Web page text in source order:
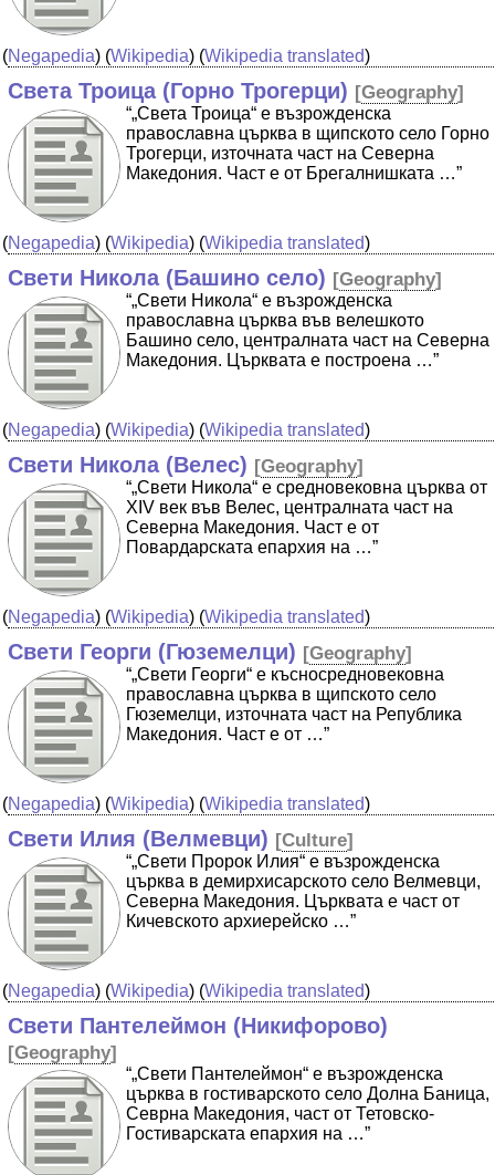
(Negapedia) (Wikipedia) (Wikipedia translated)
Света Троица (Горно Трогерци) [Geography]
“„Света Троица“ е възрожденска
православна църква в щипското село Горно
Трогерци, източната част на Северна
Македония. Част е от Брегалнишката …”
(Negapedia) (Wikipedia) (Wikipedia translated)
Свети Никола (Башино село) [Geography]
“„Свети Никола“ е възрожденска
православна църква във велешкото
Башино село, централната част на Северна
Македония. Църквата е построена …”
(Negapedia) (Wikipedia) (Wikipedia translated)
Свети Никола (Велес) [Geography]
“„Свети Никола“ е средновековна църква от
XIV век във Велес, централната част на
Северна Македония. Част е от
Повардарската епархия на …”
(Negapedia) (Wikipedia) (Wikipedia translated)
Свети Георги (Гюземелци) [Geography]
“„Свети Георги“ е късносредновековна
православна църква в щипското село
Гюземелци, източната част на Република
Македония. Част е от …”
(Negapedia) (Wikipedia) (Wikipedia translated)
Свети Илия (Велмевци) [Culture]
“„Свети Пророк Илия“ е възрожденска
църква в демирхисарското село Велмевци,
Северна Македония. Църквата е част от
Кичевското архиерейско …”
(Negapedia) (Wikipedia) (Wikipedia translated)
Свети Пантелеймон (Никифорово)
[Geography]
“„Свети Пантелеймон“ е възрожденска
църква в гостиварското село Долна Баница,
Севрна Македония, част от Тетовско-
Гостиварската епархия на …”